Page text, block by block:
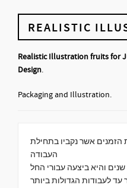
REALISTIC
Realistic Illustration fruits for
Design.
Packaging and Illustration.
הזמנים אשר נקביו בתחילת
העבודה
אני עובד עם אנה כבר 5 שנים והיא ביצעה עבורי החל
לעבודות הגדולות ביותר